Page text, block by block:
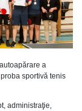
a
sportivă tenis
administraţie,